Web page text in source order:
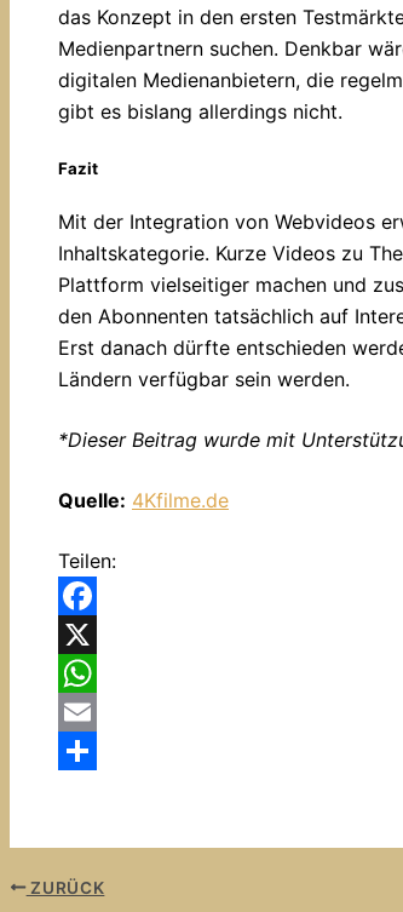
das Konzept in den ersten
Medienpartnern suchen. Denkbar
digitalen Medienanbietern, die
gibt es bislang allerdings nicht.
Fazit
Mit der Integration von Webvideos
Inhaltskategorie. Kurze Videos zu
Plattform vielseitiger machen und
den Abonnenten tatsächlich auf
Erst danach dürfte entschieden
Ländern verfügbar sein werden.
*Dieser Beitrag wurde mit
Quelle: 4Kfilme.de
Teilen:
Facebook
X
WhatsApp
Email
ZURÜCK